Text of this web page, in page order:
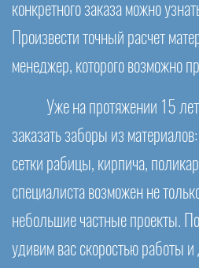
конкретного заказа можно
Произвести точный расчет
менеджер, которого возможно
Уже на протяжении 15
заказать заборы из
сетки рабицы, кирпича,
специалиста возможен не
небольшие частные проекты.
удивим вас скоростью работы